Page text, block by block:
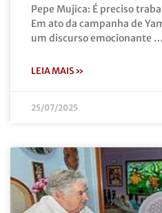
Pepe Mujica: É preciso
Em ato da campanha de
um discurso emocionante …
LEIA MAIS »
25/07/2025